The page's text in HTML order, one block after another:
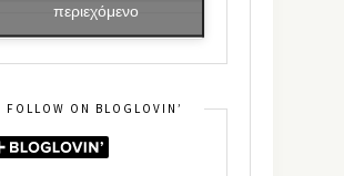
περιεχόμενο
FOLLOW ON BLOGLOVIN’